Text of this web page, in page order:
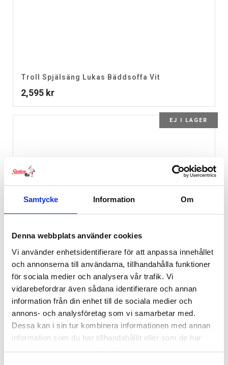
Samtycke Information Om
Denna webbplats använder cookies
Vi använder enhetsidentifierare för att anpassa innehållet
och annonserna till användarna, tillhandahålla funktioner
för sociala medier och analysera vår trafik. Vi
vidarebefordrar även sådana identifierare och annan
information från din enhet till de sociala medier och
annons- och analysföretag som vi samarbetar med.
Dessa kan i sin tur kombinera informationen med annan
information som du har tillhandahållit eller som de har
samlat in när du har använt deras tjänster.
Troll Spjälsäng Lukas Bäddsoffa Vit
2,595 kr
EJ I LAGER